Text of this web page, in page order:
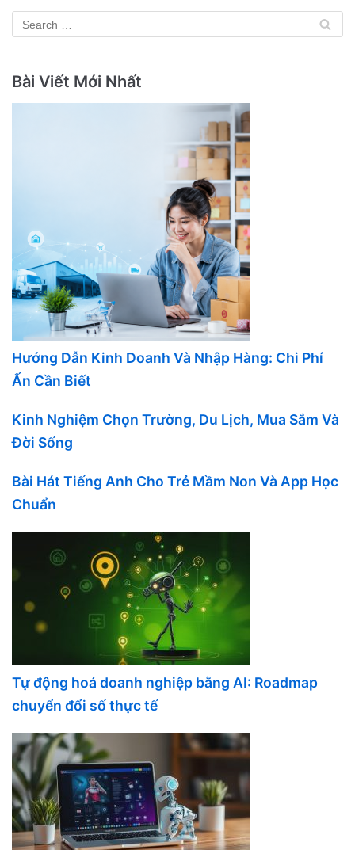
Bài Viết Mới Nhất
Hướng Dẫn Kinh Doanh Và Nhập Hàng: Chi Phí
Ẩn Cần Biết
Kinh Nghiệm Chọn Trường, Du Lịch, Mua Sắm Và
Đời Sống
Bài Hát Tiếng Anh Cho Trẻ Mầm Non Và App Học
Chuẩn
Tự động hoá doanh nghiệp bằng AI: Roadmap
chuyển đổi số thực tế